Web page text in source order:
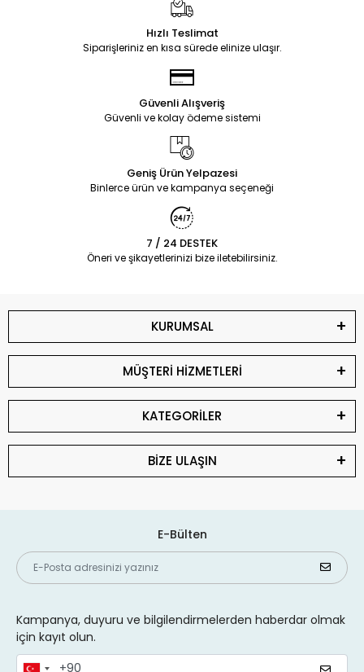
Hızlı Teslimat
Siparişleriniz en kısa sürede elinize ulaşır.
Güvenli Alışveriş
Güvenli ve kolay ödeme sistemi
Geniş Ürün Yelpazesi
Binlerce ürün ve kampanya seçeneği
7 / 24 DESTEK
Öneri ve şikayetlerinizi bize iletebilirsiniz.
KURUMSAL
MÜŞTERİ HİZMETLERİ
KATEGORİLER
BİZE ULAŞIN
E-Bülten
Kampanya, duyuru ve bilgilendirmelerden haberdar olmak
için kayıt olun.